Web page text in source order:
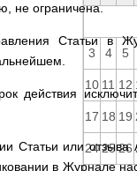
не ограничена.
Статьи в
действия
Статьи или отзыва
в Журнале
3 4 5
10 11 12
17 18 19
242526